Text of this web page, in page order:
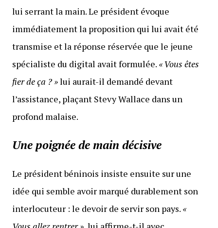
lui serrant la main. Le président évoque
immédiatement la proposition qui lui avait été
transmise et la réponse réservée que le jeune
spécialiste du digital avait formulée. « Vous êtes
fier de ça ? »lui aurait-il demandé devant
l’assistance, plaçant Stevy Wallace dans un
profond malaise.
Une poignée de main décisive
Le président béninois insiste ensuite sur une
idée qui semble avoir marqué durablement son
interlocuteur : le devoir de servir son pays. «